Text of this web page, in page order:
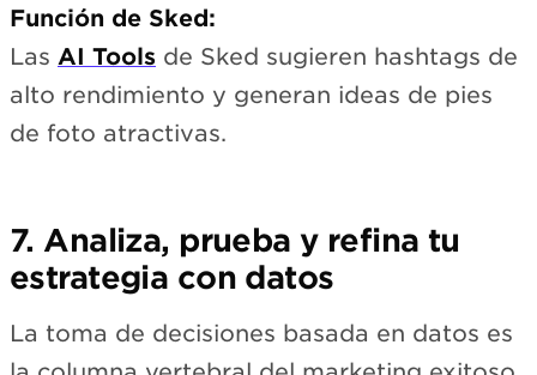
Función de Sked:
Las AI Tools de Sked sugieren hashtags de
alto rendimiento y generan ideas de pies
de foto atractivas.
7. Analiza, prueba y refina tu
estrategia con datos
La toma de decisiones basada en datos es